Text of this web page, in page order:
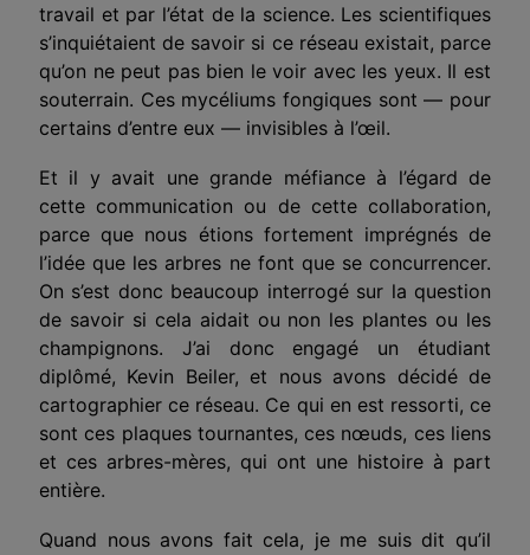
travail et par l’état de la science. Les scientifiques
s’inquiétaient de savoir si ce réseau existait, parce
qu’on ne peut pas bien le voir avec les yeux. Il est
souterrain. Ces mycéliums fongiques sont — pour
certains d’entre eux — invisibles à l’œil.
Et il y avait une grande méfiance à l’égard de
cette communication ou de cette collaboration,
parce que nous étions fortement imprégnés de
l’idée que les arbres ne font que se concurrencer.
On s’est donc beaucoup interrogé sur la question
de savoir si cela aidait ou non les plantes ou les
champignons. J’ai donc engagé un étudiant
diplômé, Kevin Beiler, et nous avons décidé de
cartographier ce réseau. Ce qui en est ressorti, ce
sont ces plaques tournantes, ces nœuds, ces liens
et ces arbres-mères, qui ont une histoire à part
entière.
Quand nous avons fait cela, je me suis dit qu’il